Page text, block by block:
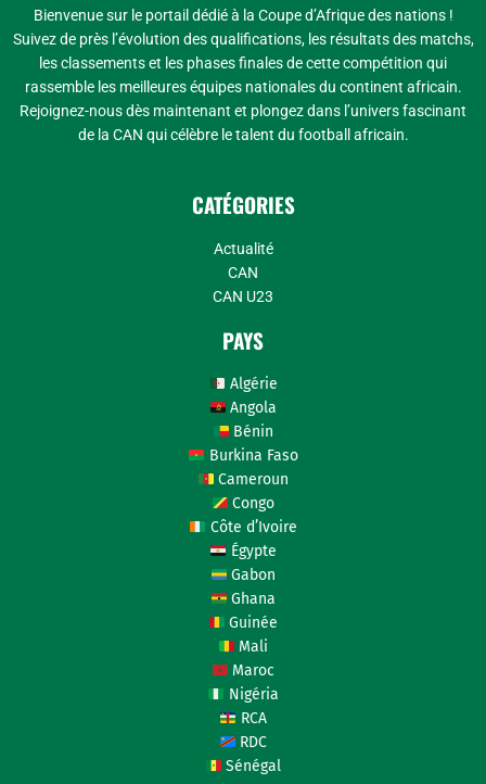
Bienvenue sur le portail dédié à la Coupe d’Afrique des nations !
Suivez de près l’évolution des qualifications, les résultats des matchs,
les classements et les phases finales de cette compétition qui
rassemble les meilleures équipes nationales du continent africain.
Rejoignez-nous dès maintenant et plongez dans l’univers fascinant
de la CAN qui célèbre le talent du football africain.
CATÉGORIES
Actualité
CAN
CAN U23
PAYS
Algérie
Angola
Bénin
Burkina Faso
Cameroun
Congo
Côte d’Ivoire
Égypte
Gabon
Ghana
Guinée
Mali
Maroc
Nigéria
RCA
RDC
Sénégal